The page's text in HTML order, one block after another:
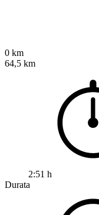
0 km
64,5 km
2:51 h
Durata